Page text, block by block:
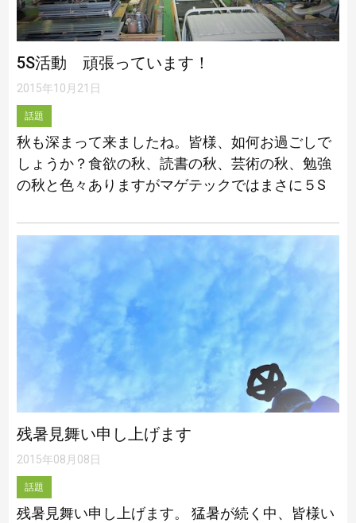
5S活動 頑張っています！
2015年10月21日
話題
秋も深まって来ましたね。皆様、如何お過ごしで
しょうか？食欲の秋、読書の秋、芸術の秋、勉強
の秋と色々ありますがマゲテックではまさに５S
５Sの計画を練らせそれを実行に移していきます
残暑見舞い申し上げます
2015年08月08日
話題
残暑見舞い申し上げます。 猛暑が続く中、皆様い